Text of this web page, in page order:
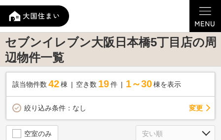
セブンイレブン大阪日本橋5丁目店の周
辺物件一覧
該当物件数 42棟 空き数 19 件 1～30 棟を表示
絞り込み条件： なし 変更
空室のみ